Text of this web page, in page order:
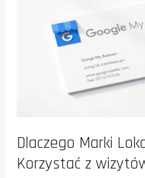
Dlaczego Marki
Korzystać z